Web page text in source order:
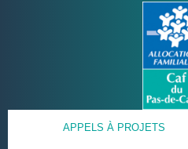
APPELS À PROJETS